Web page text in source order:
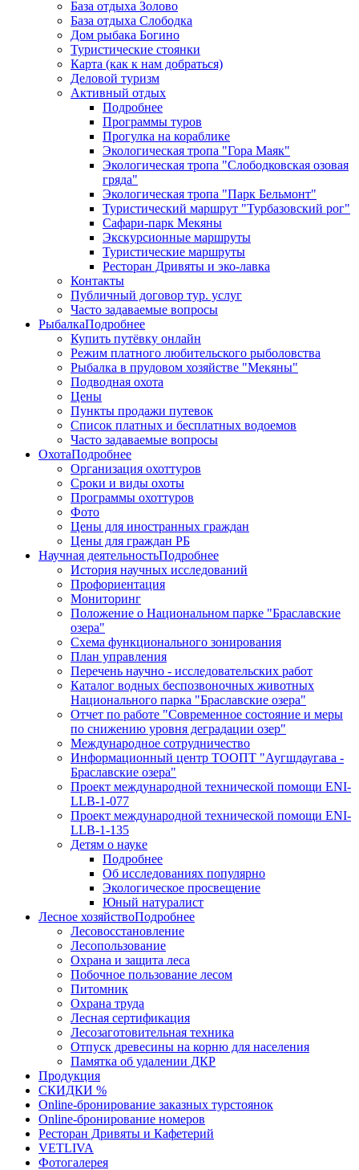
База отдыха Золово
База отдыха Слободка
Дом рыбака Богино
Туристические стоянки
Карта (как к нам добраться)
Деловой туризм
Активный отдых
Подробнее
Программы туров
Прогулка на кораблике
Экологическая тропа "Гора Маяк"
Экологическая тропа "Слободковская озовая
гряда"
Экологическая тропа "Парк Бельмонт"
Туристический маршрут "Турбазовский рог"
Сафари-парк Мекяны
Экскурсионные маршруты
Туристические маршруты
Ресторан Дривяты и эко-лавка
Контакты
Публичный договор тур. услуг
Часто задаваемые вопросы
РыбалкаПодробнее
Купить путёвку онлайн
Режим платного любительского рыболовства
Рыбалка в прудовом хозяйстве "Мекяны"
Подводная охота
Цены
Пункты продажи путевок
Список платных и бесплатных водоемов
Часто задаваемые вопросы
ОхотаПодробнее
Организация охоттуров
Сроки и виды охоты
Программы охоттуров
Фото
Цены для иностранных граждан
Цены для граждан РБ
Научная деятельностьПодробнее
История научных исследований
Профориентация
Мониторинг
Положение о Национальном парке "Браславские
озера"
Схема функционального зонирования
План управления
Перечень научно - исследовательских работ
Каталог водных беспозвоночных животных
Национального парка "Браславские озера"
Отчет по работе "Современное состояние и меры
по снижению уровня деградации озер"
Международное сотрудничество
Информационный центр ТООПТ "Аугшдаугава -
Браславские озера"
Проект международной технической помощи ENI-
LLB-1-077
Проект международной технической помощи ENI-
LLB-1-135
Детям о науке
Подробнее
Об исследованиях популярно
Экологическое просвещение
Юный натуралист
Лесное хозяйствоПодробнее
Лесовосстановление
Лесопользование
Охрана и защита леса
Побочное пользование лесом
Питомник
Охрана труда
Лесная сертификация
Лесозаготовительная техника
Отпуск древесины на корню для населения
Памятка об удалении ДКР
Продукция
СКИДКИ %
Оnline-бронирование заказных турстоянок
Оnline-бронирование номеров
Ресторан Дривяты и Кафетерий
VETLIVA
Фотогалерея